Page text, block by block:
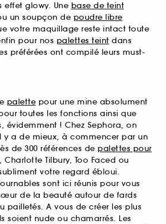
effet glowy. Une base de teint
un soupçon de poudre libre
votre maquillage reste intact toute
pour nos palettes teint dans
préférées ont compilé leurs must-
palette pour une mine absolument
toutes les fonctions ainsi que
évidemment ! Chez Sephora, on
y a de mieux, à commencer par un
de 300 références de palettes pour
Charlotte Tilbury, Too Faced ou
votre regard ébloui.
sont ici réunis pour vous
de la beauté autour de fards
pailletés. A vous de créer les plus
soient nude ou chamarrés. Les